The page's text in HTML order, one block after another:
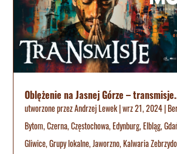
Oblężenie na Jasnej Górze –
utworzone przezAndrzej Lewek|wrz 21, 2024|
Bytom,Czerna,Częstochowa,Edynburg,Elbląg,
Gliwice,Grupy lokalne,Jaworzno,Kalwaria